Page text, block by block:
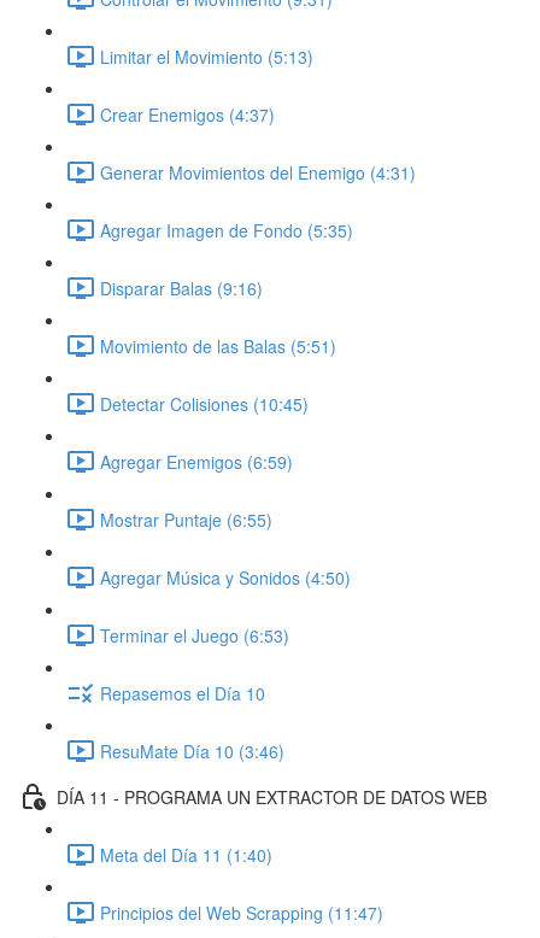
Limitar el Movimiento (5:13)
Crear Enemigos (4:37)
Generar Movimientos del Enemigo (4:31)
Agregar Imagen de Fondo (5:35)
Disparar Balas (9:16)
Movimiento de las Balas (5:51)
Detectar Colisiones (10:45)
Agregar Enemigos (6:59)
Mostrar Puntaje (6:55)
Agregar Música y Sonidos (4:50)
Terminar el Juego (6:53)
Repasemos el Día 10
ResuMate Día 10 (3:46)
DÍA 11 - PROGRAMA UN EXTRACTOR DE DATOS WEB
Meta del Día 11 (1:40)
Principios del Web Scrapping (11:47)